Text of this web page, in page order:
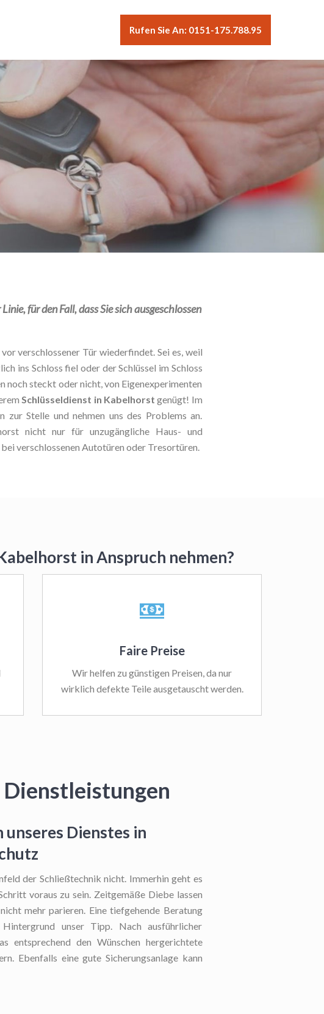
Rufen Sie An: 0151-175.788.95
für den Fall, dass Sie sich ausgeschlossen
verschlossener Tür wiederfindet. Sei es, weil
ins Schloss fiel oder der Schlüssel im Schloss
noch steckt oder nicht, von Eigenexperimenten
Schlüsseldienst in Kabelhorst genügt! Im
Stelle und nehmen uns des Problems an.
nicht nur für unzugängliche Haus- und
verschlossenen Autotüren oder Tresortüren.
in Anspruch nehmen?
Faire Preise
Wir helfen zu günstigen Preisen, da nur
wirklich defekte Teile ausgetauscht werden.
Dienstes in
der Schließtechnik nicht. Immerhin geht es
voraus zu sein. Zeitgemäße Diebe lassen
mehr parieren. Eine tiefgehende Beratung
unser Tipp. Nach ausführlicher
entsprechend den Wünschen hergerichtete
Ebenfalls eine gute Sicherungsanlage kann